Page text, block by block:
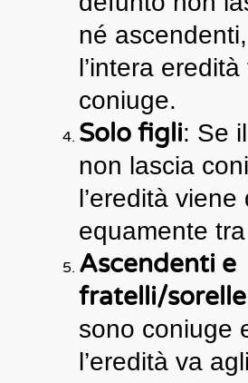
né
l’intera
coniuge.
Solo figli: Se
non lascia
l’eredità viene
equamente
Ascendenti e
fratelli/sorelle
sono coniuge
l’eredità va agli